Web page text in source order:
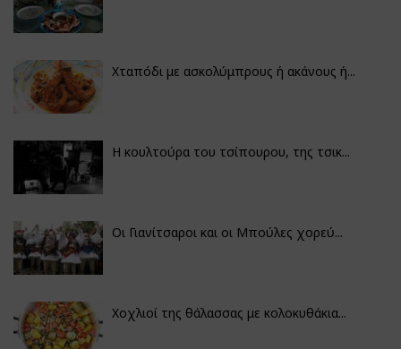
Χταπόδι με ασκολύμπρους ή ακάνους ή...
Η κουλτούρα του τσίπουρου, της τσικ...
Οι Γιανίτσαροι και οι Μπούλες χορεύ...
Χοχλιοί της θάλασσας με κολοκυθάκια...